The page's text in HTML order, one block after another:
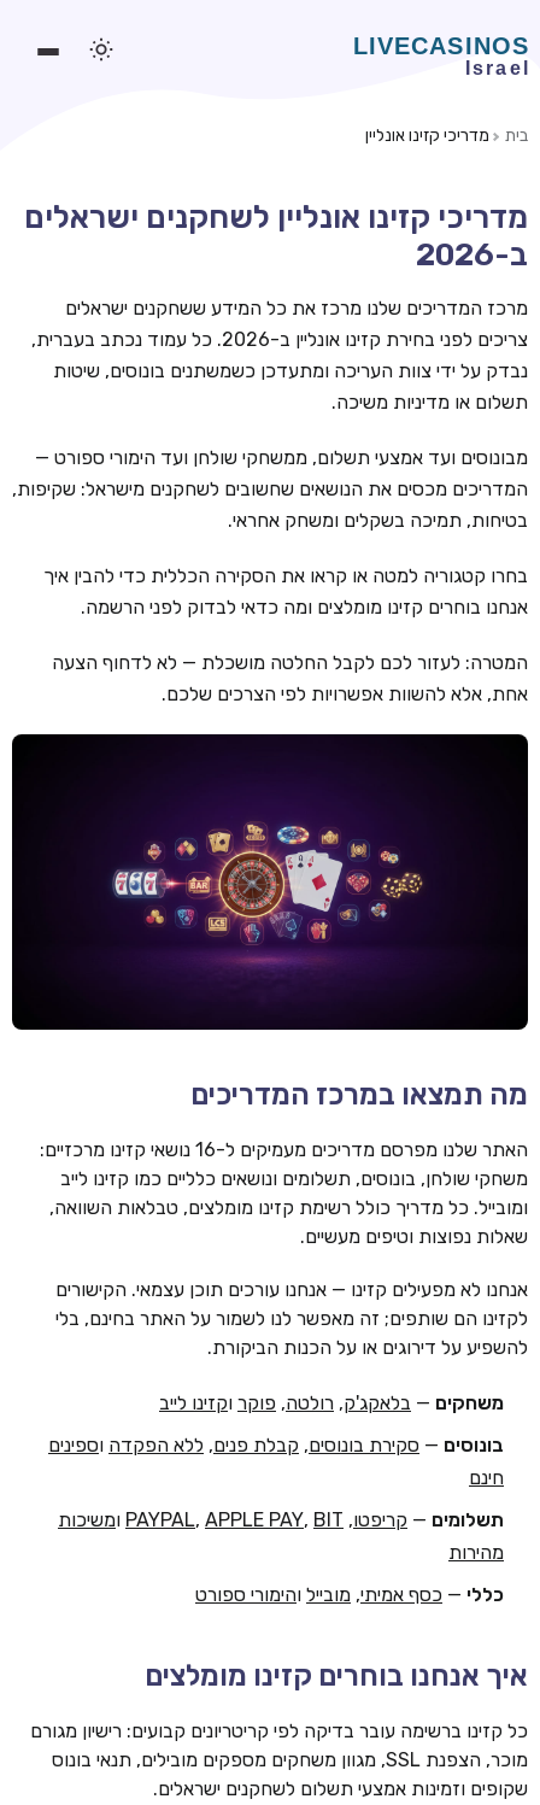
משחקים חינמיים
סלוטים אונליין
מדריכי קזינו
מונדיאל 2026 הימורים
בלאקג'ק אונליין
בקרה אונליין
וידאו פוקר
קזינו קריפטו
טורנירי קזינו
מדריכים
בית מדריכי קזינו אונליין
מדריכי קזינו אונליין לשחקנים ישראלים
ב-2026
מרכז המדריכים שלנו מרכז את כל המידע ששחקנים ישראלים
צריכים לפני בחירת קזינו אונליין ב-2026. כל עמוד נכתב בעברית,
נבדק על ידי צוות העריכה ומתעדכן כשמשתנים בונוסים, שיטות
תשלום או מדיניות משיכה.
מבונוסים ועד אמצעי תשלום, ממשחקי שולחן ועד הימורי ספורט —
המדריכים מכסים את הנושאים שחשובים לשחקנים מישראל: שקיפות,
בטיחות, תמיכה בשקלים ומשחק אחראי.
בחרו קטגוריה למטה או קראו את הסקירה הכללית כדי להבין איך
אנחנו בוחרים קזינו מומלצים ומה כדאי לבדוק לפני הרשמה.
המטרה: לעזור לכם לקבל החלטה מושכלת — לא לדחוף הצעה
אחת, אלא להשוות אפשרויות לפי הצרכים שלכם.
מה תמצאו במרכז המדריכים
האתר שלנו מפרסם מדריכים מעמיקים ל-16 נושאי קזינו מרכזיים:
משחקי שולחן, בונוסים, תשלומים ונושאים כלליים כמו קזינו לייב
ומובייל. כל מדריך כולל רשימת קזינו מומלצים, טבלאות השוואה,
שאלות נפוצות וטיפים מעשיים.
אנחנו לא מפעילים קזינו — אנחנו עורכים תוכן עצמאי. הקישורים
לקזינו הם שותפים; זה מאפשר לנו לשמור על האתר בחינם, בלי
להשפיע על דירוגים או על הכנות הביקורת.
משחקים — בלאקג'ק, רולטה, פוקר וקזינו לייב
בונוסים — סקירת בונוסים, קבלת פנים, ללא הפקדה וספינים
חינם
תשלומים — קריפטו,
PAYPAL, APPLE PAY, BIT ומשיכות
מהירות
כללי — כסף אמיתי, מובייל והימורי ספורט
איך אנחנו בוחרים קזינו מומלצים
כל קזינו ברשימה עובר בדיקה לפי קריטריונים קבועים: רישיון מגורם
מוכר, הצפנת SSL, מגוון משחקים מספקים מובילים, תנאי בונוס
שקופים וזמינות אמצעי תשלום לשחקנים ישראלים.